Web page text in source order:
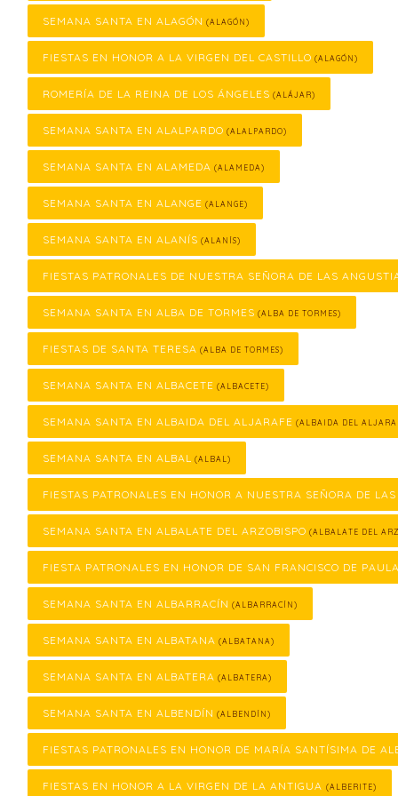
SEMANA SANTA EN ALAGÓN (ALAGÓN)
FIESTAS EN HONOR A LA VIRGEN DEL CASTILLO (ALAGÓN)
ROMERÍA DE LA REINA DE LOS ÁNGELES (ALÁJAR)
SEMANA SANTA EN ALALPARDO (ALALPARDO)
SEMANA SANTA EN ALAMEDA (ALAMEDA)
SEMANA SANTA EN ALANGE (ALANGE)
SEMANA SANTA EN ALANÍS (ALANÍS)
FIESTAS PATRONALES DE NUESTRA SEÑORA DE LAS
SEMANA SANTA EN ALBA DE TORMES (ALBA DE TORMES)
FIESTAS DE SANTA TERESA (ALBA DE TORMES)
SEMANA SANTA EN ALBACETE (ALBACETE)
SEMANA SANTA EN ALBAIDA DEL ALJARAFE (ALBAIDA DEL
SEMANA SANTA EN ALBAL (ALBAL)
FIESTAS PATRONALES EN HONOR A NUESTRA SEÑORA DE
SEMANA SANTA EN ALBALATE DEL ARZOBISPO (ALBALATE DEL
FIESTA PATRONALES EN HONOR DE SAN FRANCISCO DE
SEMANA SANTA EN ALBARRACÍN (ALBARRACÍN)
SEMANA SANTA EN ALBATANA (ALBATANA)
SEMANA SANTA EN ALBATERA (ALBATERA)
SEMANA SANTA EN ALBENDÍN (ALBENDÍN)
FIESTAS PATRONALES EN HONOR DE MARÍA SANTÍSIMA DE
FIESTAS EN HONOR A LA VIRGEN DE LA ANTIGUA (ALBERITE)